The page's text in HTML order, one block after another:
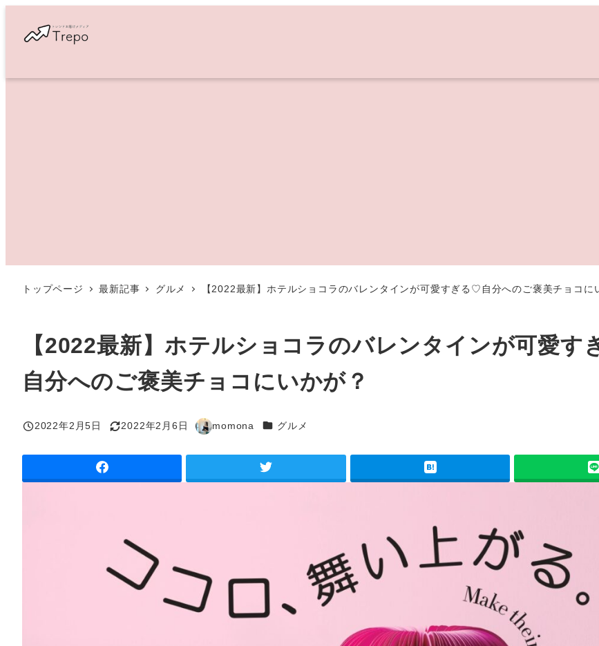
トップページ 最新記事 グルメ 【2022最新】ホテルショコラのバレンタインが可愛すぎる♡自分へのご褒美チョコに
【2022最新】ホテルショコラのバレンタインが可愛す
自分へのご褒美チョコにいかが？
投稿日
2022年2月5日
更新日
2022年2月6日
著
momona カテゴリー
グルメ